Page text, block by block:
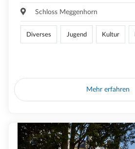
Schloss Meggenhorn
Diverses Jugend Kultur
Mehr erfahren